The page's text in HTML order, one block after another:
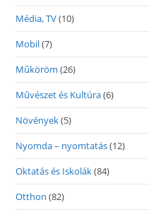
Média, TV(10)
Mobil(7)
Műköröm (26)
Művészet és Kultúra(6)
Növények(5)
Nyomda – nyomtatás(12)
Oktatás és Iskolák(84)
Otthon (82)